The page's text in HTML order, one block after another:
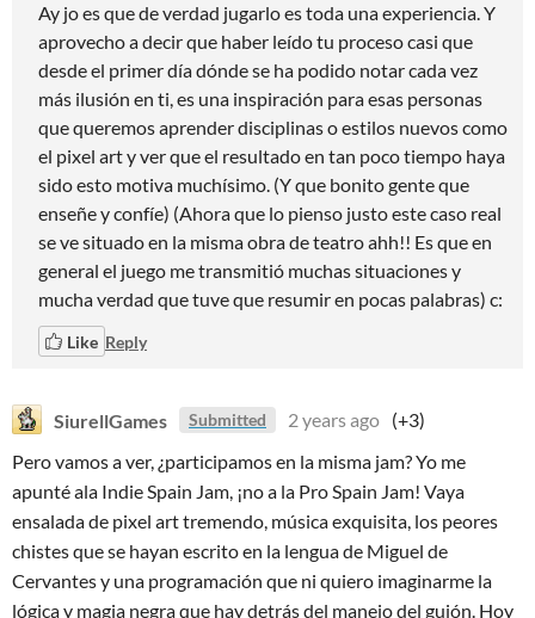
Ay jo es que de verdad jugarlo es toda una experiencia. Y
aprovecho a decir que haber leído tu proceso casi que
desde el primer día dónde se ha podido notar cada vez
más ilusión en ti, es una inspiración para esas personas
que queremos aprender disciplinas o estilos nuevos como
el pixel art y ver que el resultado en tan poco tiempo haya
sido esto motiva muchísimo. (Y que bonito gente que
enseñe y confíe) (Ahora que lo pienso justo este caso real
se ve situado en la misma obra de teatro ahh!! Es que en
general el juego me transmitió muchas situaciones y
mucha verdad que tuve que resumir en pocas palabras) c:
Like Reply
SiurellGames Submitted 2 years ago (+3)
Pero vamos a ver, ¿participamos en la misma jam? Yo me
apunté ala Indie Spain Jam, ¡no a la Pro Spain Jam! Vaya
ensalada de pixel art tremendo, música exquisita, los peores
chistes que se hayan escrito en la lengua de Miguel de
Cervantes y una programación que ni quiero imaginarme la
lógica y magia negra que hay detrás del manejo del guión. Hoy